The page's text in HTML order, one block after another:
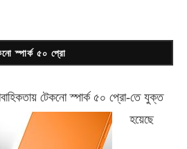
স্পার্ক ৫০ প্রো
টেকনোস্পার্ক ৫০ প্রো-তে যুক্ত
হয়েছে